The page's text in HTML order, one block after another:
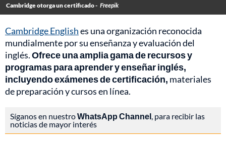
Cambridge otorga un certificado - Freepik
Cambridge Englishes una organización reconocida
mundialmente por su enseñanza y evaluación del
inglés.Ofrece una amplia gama de recursos y
programas para aprender y enseñar inglés,
incluyendo exámenes de certificación, materiales
de preparación y cursos en línea.
Síganos en nuestroWhatsApp Channel, para recibir las
noticias de mayor interés